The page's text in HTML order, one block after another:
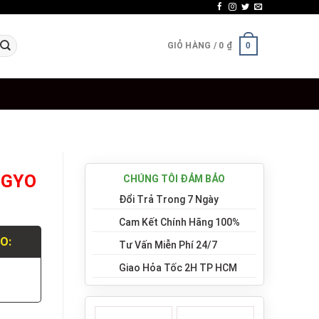
GIỎ HÀNG / 0 ₫ 0
CHÚNG TÔI ĐẢM BẢO
Đổi Trả Trong 7 Ngày
Cam Kết Chính Hãng 100%
Tư Vấn Miễn Phí 24/7
Giao Hỏa Tốc 2H TP HCM